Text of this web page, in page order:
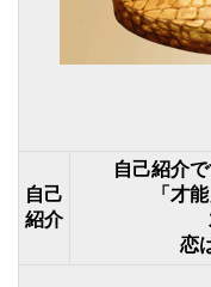
自己
紹介
自己紹介
「才
恋